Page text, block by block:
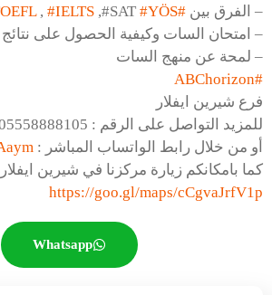
– الفرق بين #TOEFL
, #IELTS ,#SAT #YÖS
– امتحان السات وكيفية الحصول على
– لمحة عن منهج السات
#ABChorizon
فرع شيرين ايفلار
للمزيد التواصل على الرقم : 05558888105
أو من خلال رابط الواتساب المباشر :
كما بامكانكم زيارة مركزنا في شيرين
https://goo.gl/maps/cCgvaJrfV1p
Whatsapp